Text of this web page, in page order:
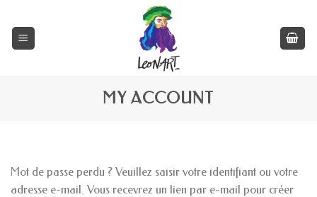
content
MY ACCOUNT
Mot de passe perdu ? Veuillez saisir votre identifiant ou votre
adresse e-mail. Vous recevrez un lien par e-mail pour créer